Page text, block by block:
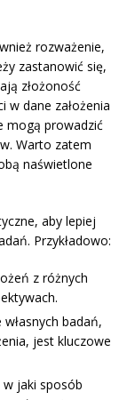
rozważenie,
zastanowić się,
złożoność
w dane założenia
mogą prowadzić
Warto zatem
naświetlone
aby lepiej
Przykładowo:
z różnych
badań,
jest kluczowe
jaki sposób